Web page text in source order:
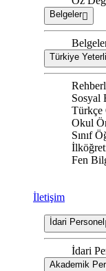
Belgeler
Türkiye
Sosyal
Türkçe
Okul
Sınıf
Fen
İletişim
İdari Personel
İdari
Akademik